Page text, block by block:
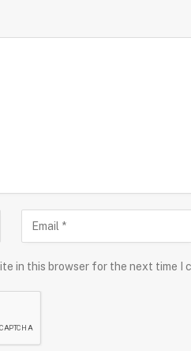
in this browser for the next time I